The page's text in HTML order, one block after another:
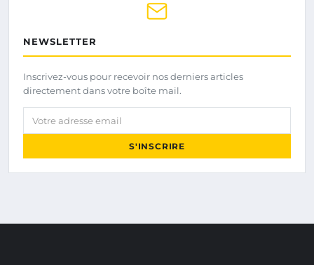
NEWSLETTER
Inscrivez-vous pour recevoir nos derniers articles
directement dans votre boîte mail.
Votre adresse email
S'INSCRIRE